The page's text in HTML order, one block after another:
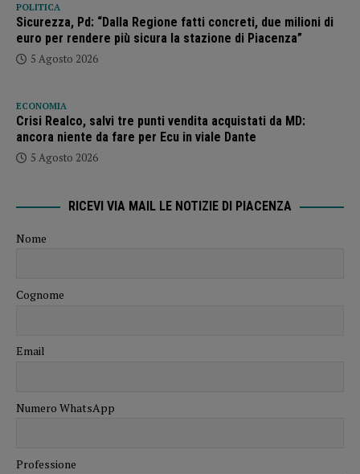
POLITICA
Sicurezza, Pd: “Dalla Regione fatti concreti, due milioni di
euro per rendere più sicura la stazione di Piacenza”
5 Agosto 2026
ECONOMIA
Crisi Realco, salvi tre punti vendita acquistati da MD:
ancora niente da fare per Ecu in viale Dante
5 Agosto 2026
RICEVI VIA MAIL LE NOTIZIE DI PIACENZA
Nome
Cognome
Email
Numero WhatsApp
Professione